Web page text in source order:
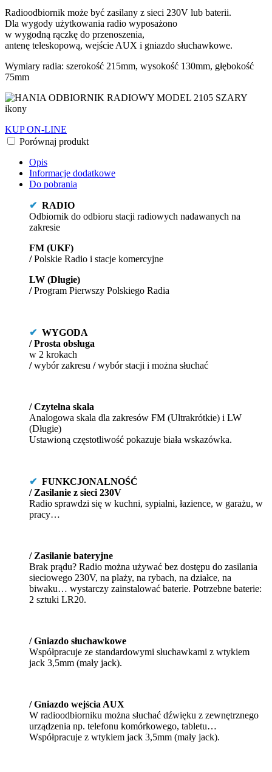
Radioodbiornik może być zasilany z sieci 230V lub baterii.
Dla wygody użytkowania radio wyposażono
w wygodną rączkę do przenoszenia,
antenę teleskopową, wejście AUX i gniazdo słuchawkowe.
Wymiary radia: szerokość 215mm, wysokość 130mm, głębokość
75mm
KUP ON-LINE
Porównaj produkt
Opis
Informacje dodatkowe
Do pobrania
✔ RADIO
Odbiornik do odbioru stacji radiowych nadawanych na
zakresie
FM (UKF)
/Polskie Radio i stacje komercyjne
LW (Długie)
/Program Pierwszy Polskiego Radia
✔ WYGODA
/ Prosta obsługa
w 2 krokach
/wybór zakresu /wybór stacji i można słuchać
/ Czytelna skala
Analogowa skala dla zakresów FM (Ultrakrótkie) i LW
(Długie)
Ustawioną częstotliwość pokazuje biała wskazówka.
✔ FUNKCJONALNOŚĆ
/ Zasilanie z sieci 230V
Radio sprawdzi się w kuchni, sypialni, łazience, w garażu, w
pracy…
/ Zasilanie bateryjne
Brak prądu? Radio można używać bez dostępu do zasilania
sieciowego 230V, na plaży, na rybach, na działce, na
biwaku… wystarczy zainstalować baterie. Potrzebne baterie:
2 sztuki LR20.
/ Gniazdo słuchawkowe
Współpracuje ze standardowymi słuchawkami z wtykiem
jack 3,5mm (mały jack).
/ Gniazdo wejścia AUX
W radioodbiorniku można słuchać dźwięku z zewnętrznego
urządzenia np. telefonu komórkowego, tabletu…
Współpracuje z wtykiem jack 3,5mm (mały jack).